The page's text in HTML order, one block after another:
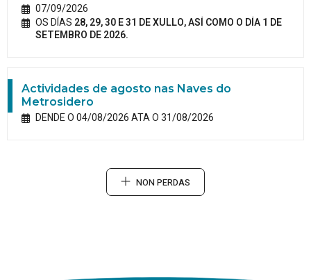
07/09/2026
OS DÍAS 28, 29, 30 E 31 DE XULLO, ASÍ COMO O DÍA 1 DE
SETEMBRO DE 2026.
Actividades de agosto nas Naves do
Metrosidero
DENDE O 04/08/2026 ATA O 31/08/2026
NON PERDAS